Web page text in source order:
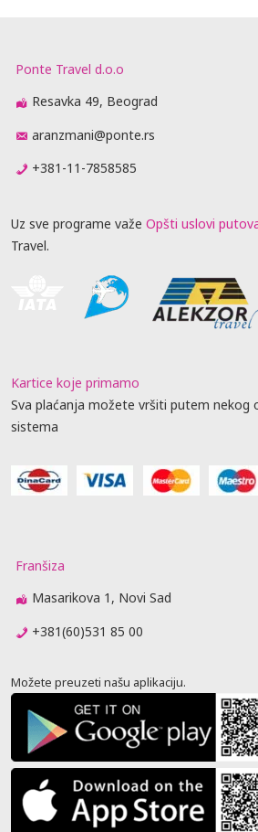
Ponte Travel d.o.o
Resavka 49, Beograd
aranzmani@ponte.rs
+381-11-7858585
Uz sve programe važe Opšti uslovi
Travel.
Kartice koje primamo
Sva plaćanja možete vršiti putem nekog
sistema
Franšiza
Masarikova 1, Novi Sad
+381(60)531 85 00
Možete preuzeti našu aplikaciju.